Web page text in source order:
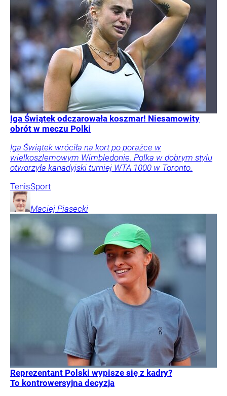
Iga Świątek odczarowała koszmar! Niesamowity
obrót w meczu Polki
Iga Świątek wróciła na kort po porażce w
wielkoszlemowym Wimbledonie. Polka w dobrym stylu
otworzyła kanadyjski turniej WTA 1000 w Toronto.
TenisSport
Maciej Piasecki
Reprezentant Polski wypisze się z kadry?
To kontrowersyjna decyzja